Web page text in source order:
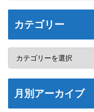
カテゴリー
月別アーカイブ